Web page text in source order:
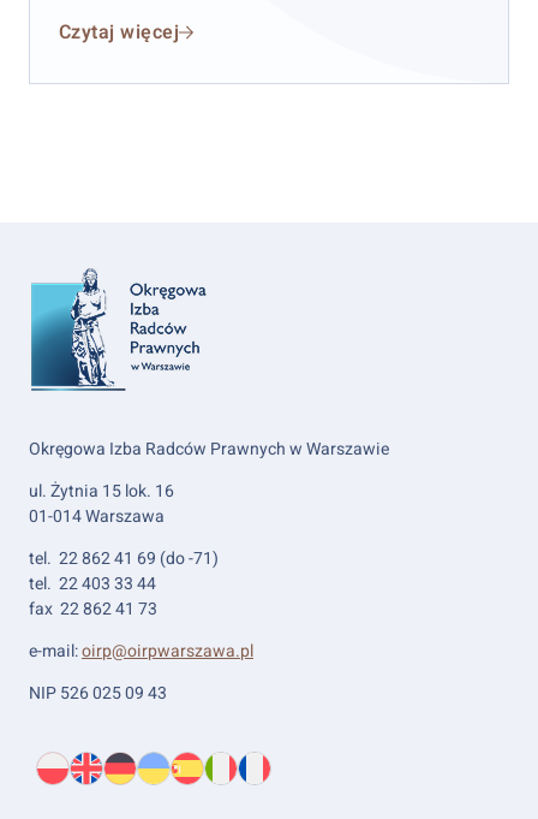
Czytaj więcej
Okręgowa Izba Radców Prawnych w Warszawie
ul. Żytnia 15 lok. 16
01-014 Warszawa
tel. 22 862 41 69 (do -71)
tel. 22 403 33 44
fax 22 862 41 73
e-mail:oirp@oirpwarszawa.pl
NIP 526 025 09 43
Wybierz
język:
PL
O
EN
About
DE
About
UK
About
ES
About
IT
About
FR
About